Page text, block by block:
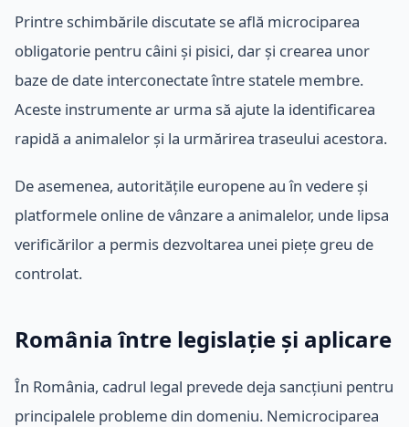
Printre schimbările discutate se află microciparea
obligatorie pentru câini și pisici, dar și crearea unor
baze de date interconectate între statele membre.
Aceste instrumente ar urma să ajute la identificarea
rapidă a animalelor și la urmărirea traseului acestora.
De asemenea, autoritățile europene au în vedere și
platformele online de vânzare a animalelor, unde lipsa
verificărilor a permis dezvoltarea unei piețe greu de
controlat.
România între legislație și aplicare
În România, cadrul legal prevede deja sancțiuni pentru
principalele probleme din domeniu. Nemicrociparea